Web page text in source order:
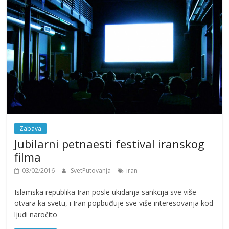
Zabava
Jubilarni petnaesti festival iranskog
filma
03/02/2016 SvetPutovanja iran
Islamska republika Iran posle ukidanja sankcija sve više
otvara ka svetu, i Iran popbuđuje sve više interesovanja kod
ljudi naročito